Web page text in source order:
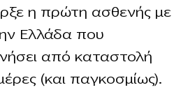
η πρώτη ασθενής με
Ελλάδα που
από καταστολή
(και παγκοσμίως).